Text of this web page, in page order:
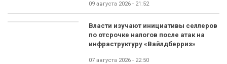
09 августа 2026 - 21:52
Власти изучают инициативы селлеров
по отсрочке налогов после атак на
инфраструктуру «Вайлдберриз»
07 августа 2026 - 22:50